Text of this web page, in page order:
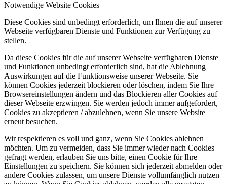
Notwendige Website Cookies
Diese Cookies sind unbedingt erforderlich, um Ihnen die auf unserer
Webseite verfügbaren Dienste und Funktionen zur Verfügung zu
stellen.
Da diese Cookies für die auf unserer Webseite verfügbaren Dienste
und Funktionen unbedingt erforderlich sind, hat die Ablehnung
Auswirkungen auf die Funktionsweise unserer Webseite. Sie
können Cookies jederzeit blockieren oder löschen, indem Sie Ihre
Browsereinstellungen ändern und das Blockieren aller Cookies auf
dieser Webseite erzwingen. Sie werden jedoch immer aufgefordert,
Cookies zu akzeptieren / abzulehnen, wenn Sie unsere Website
erneut besuchen.
Wir respektieren es voll und ganz, wenn Sie Cookies ablehnen
möchten. Um zu vermeiden, dass Sie immer wieder nach Cookies
gefragt werden, erlauben Sie uns bitte, einen Cookie für Ihre
Einstellungen zu speichern. Sie können sich jederzeit abmelden oder
andere Cookies zulassen, um unsere Dienste vollumfänglich nutzen